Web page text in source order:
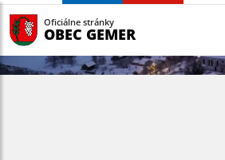
Oficiálne stránky
OBEC GEMER